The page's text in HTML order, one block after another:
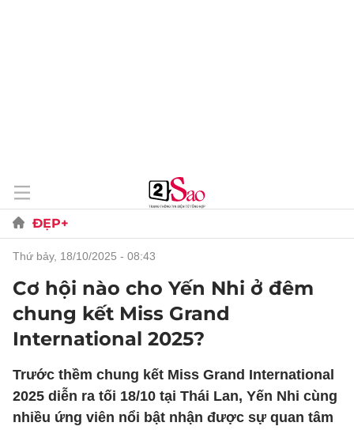
ĐẸP+
thứ bảy, 18/10/2025 - 08:43
Cơ hội nào cho Yến Nhi ở đêm
chung kết Miss Grand
International 2025?
Trước thềm chung kết Miss Grand International
2025 diễn ra tối 18/10 tại Thái Lan, Yến Nhi cùng
nhiều ứng viên nổi bật nhận được sự quan tâm